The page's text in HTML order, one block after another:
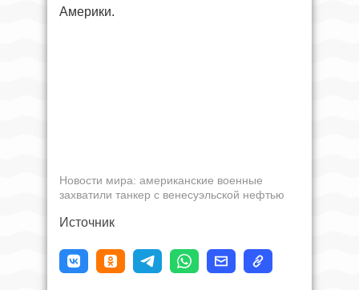
Америки.
Новости мира: американские военные
захватили танкер с венесуэльской нефтью
Источник